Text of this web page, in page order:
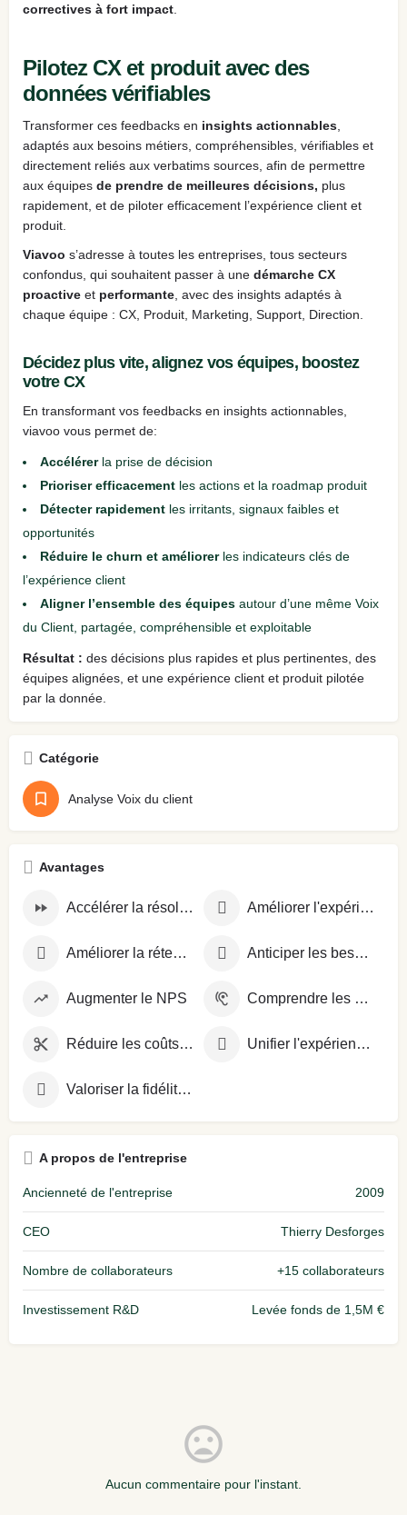
correctives à fort impact
Pilotez CX et produit avec des
données vérifiables
Transformer ces feedbacks en insights actionnables
adaptés aux besoins métiers, compréhensibles, vérifiables et
directement reliés aux verbatims sources, afin de permettre
aux équipes de prendre de meilleures décisions, plus
rapidement, et de piloter efficacement l’expérience client et
produit.
Viavoo s’adresse à toutes les entreprises, tous secteurs
confondus, qui souhaitent passer à une démarche CX
proactive et performante , avec des insights adaptés à
chaque équipe : CX, Produit, Marketing, Support, Direction.
Décidez plus vite, alignez vos équipes, boostez
votre CX
En transformant vos feedbacks en insights actionnables,
viavoo vous permet de:
Accélérerla prise de décision
Prioriser efficacement les actions et la roadmap produit
Détecter rapidement les irritants, signaux faibles et
opportunités
Réduire le churn et améliorer les indicateurs clés de
l’expérience client
Aligner l’ensemble des équipes autour d’une même Voix
du Client, partagée, compréhensible et exploitable
Résultat : des décisions plus rapides et plus pertinentes, des
équipes alignées, et une expérience client et produit pilotée
par la donnée.
Catégorie
Analyse Voix du client
Avantages
Accélérer la résolution des problèmes Améliorer l'expérience client
Améliorer la rétention client Anticiper les besoins clients
Augmenter le NPS Comprendre les attentes clients
Réduire les coûts opérationnels Unifier l'expérience sur tous les canaux
Valoriser la fidélité client
A propos de l'entreprise
Ancienneté de l'entreprise 2009
CEO Thierry Desforges
Nombre de collaborateurs +15 collaborateurs
Investissement R&D Levée fonds de 1,5M €
Aucun commentaire pour l'instant.